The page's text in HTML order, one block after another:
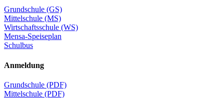
Grundschule (GS)
Mittelschule (MS)
Wirtschaftsschule (WS)
Mensa-Speiseplan
Schulbus
Anmeldung
Grundschule (PDF)
Mittelschule (PDF)